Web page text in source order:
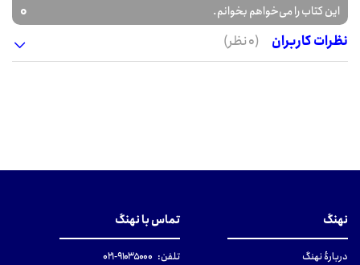
این کتاب را می‌خواهم بخوانم.
0
نظرات کاربران
(0 نظر)
نهنگ
دربارهٔ نهنگ
تماس با نهنگ
تلفن: ۹۱۰۳۵۰۰۰-۰۲۱